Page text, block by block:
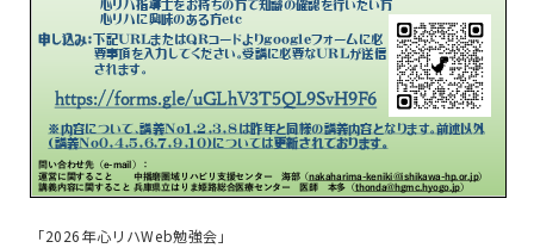
「2026年心リハWeb勉強会」